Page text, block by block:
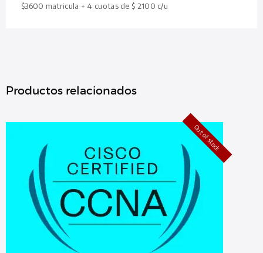
$3600 matricula + 4 cuotas de $ 2100 c/u
Productos relacionados
Out of stock